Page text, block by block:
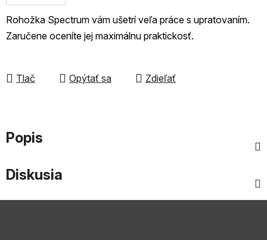
Rohožka Spectrum vám ušetrí veľa práce s upratovaním.
Zaručene oceníte jej maximálnu praktickosť.
Tlač Opýtať sa Zdieľať
Popis
Diskusia